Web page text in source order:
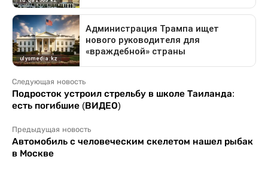
Следующая новость
Подросток устроил стрельбу в школе Таиланда:
есть погибшие (ВИДЕО)
Предыдущая новость
Автомобиль с человеческим скелетом нашел рыбак
в Москве